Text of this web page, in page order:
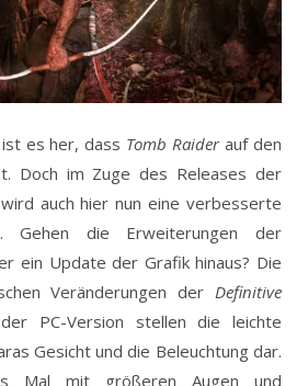
ist es her, dass Tomb Raiderauf den
Doch im Zuge des Releases der
auch hier nun eine verbesserte
Gehen die Erweiterungen der
ein Update der Grafik hinaus? Die
Veränderungen der Definitive
PC-Version stellen die leichte
Gesicht und die Beleuchtung dar.
Mal mit größeren Augen und